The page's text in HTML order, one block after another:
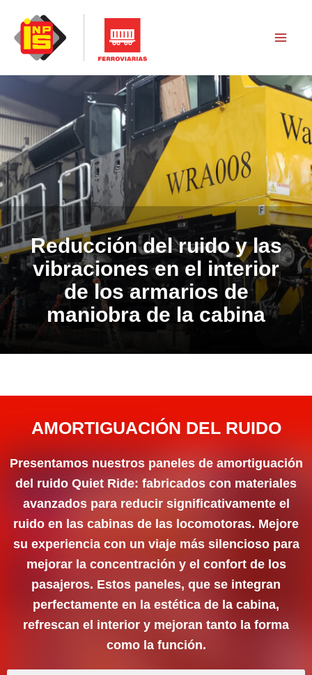
content
Reducción del ruido y las
vibraciones en el interior
de los armarios de
maniobra de la cabina
AMORTIGUACIÓN DEL RUIDO
Presentamos nuestros paneles de amortiguación
del ruido Quiet Ride: fabricados con materiales
avanzados para reducir significativamente el
ruido en las cabinas de las locomotoras. Mejore
su experiencia con un viaje más silencioso para
mejorar la concentración y el confort de los
pasajeros. Estos paneles, que se integran
perfectamente en la estética de la cabina,
refrescan el interior y mejoran tanto la forma
como la función.